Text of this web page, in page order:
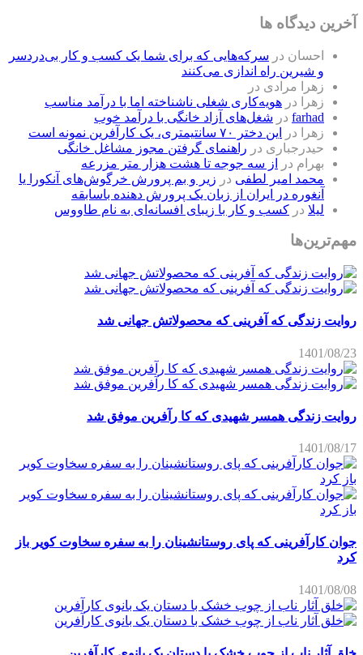
آخرین دیدگاه ها
احسان در سرکه‌هایی که برای شما یک کسب و کار بی‌دردسر
و شیرین راه اندازی می‌کنند
زهرا مرادی در
زهرا
در هویه‌کاری شغلی ناشناخته اما با درآمد مناسب
farhad در شغل‌های آزاد خانگی با درآمد خوب
زهرا
در
این دختر ۷۰ سانتیمتری، یک کارآفرین نمونه است
حیدرجباری در راهنمای گرفتن مجوز مشاغل خانگی
بهرام در
از سه جوجه تا هشت هزار متر مزرعه
محمد امیر لطفی در زیر و بم پرورش خرگوش‌های آنکورا یا
آنغوره در ایران از زبان یک پرورش دهنده باسابقه
لیلا در کسب و کار با زیبای افسانه‌ای به نام طاووس
مهم‌ترین‌ها
روایت زندگی که آفرینی که محصولاتش جهانی شد
1401/08/23
روایت زندگی همسر شهیدی که کا رآفرین موفق شد
1401/08/17
جوان کارآفرینی که پای روستانشینان را به سفره سخاوت کویر باز
کرد
1401/08/08